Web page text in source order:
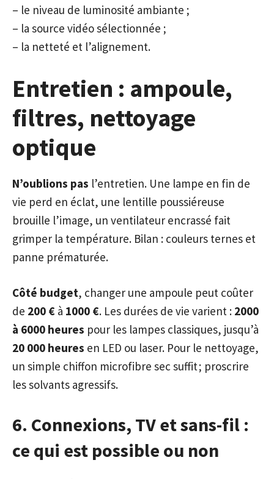
– le niveau de luminosité ambiante ;
– la source vidéo sélectionnée ;
– la netteté et l’alignement.
Entretien : ampoule,
filtres, nettoyage
optique
N’oublions pas l’entretien. Une lampe en fin de
vie perd en éclat, une lentille poussiéreuse
brouille l’image, un ventilateur encrassé fait
grimper la température. Bilan : couleurs ternes et
panne prématurée.
Côté budget, changer une ampoule peut coûter
de 200 € à 1000 €. Les durées de vie varient : 2000
à 6000 heures pour les lampes classiques, jusqu’à
20 000 heures en LED ou laser. Pour le nettoyage,
un simple chiffon microfibre sec suffit ; proscrire
les solvants agressifs.
6. Connexions, TV et sans-fil :
ce qui est possible ou non